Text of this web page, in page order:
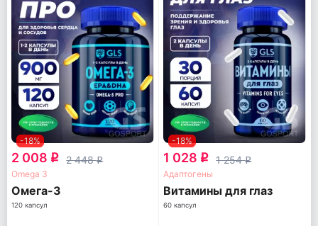
-18%
2 008 q 2 448q
Omega 3
Омега-3
120 капсул
-18%
1 028 q 1 254q
Адаптогены
Витамины для глаз
60 капсул